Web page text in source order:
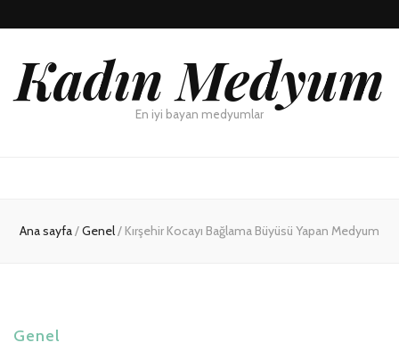
Kadın Medyum
En iyi bayan medyumlar
Ana sayfa/Genel/ Kırşehir Kocayı Bağlama Büyüsü Yapan Medyum
Genel